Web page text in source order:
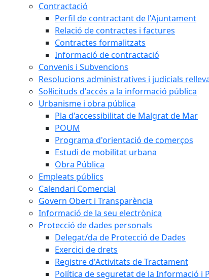
Contractació
Perfil de contractant de l'Ajuntament
Relació de contractes i factures
Contractes formalitzats
Informació de contractació
Convenis i Subvencions
Resolucions administratives i judicials
Sol·licituds d'accés a la informació pública
Urbanisme i obra pública
Pla d'accessibilitat de Malgrat de Mar
POUM
Programa d'orientació de comerços
Estudi de mobilitat urbana
Obra Pública
Empleats públics
Calendari Comercial
Govern Obert i Transparència
Informació de la seu electrònica
Protecció de dades personals
Delegat/da de Protecció de Dades
Exercici de drets
Registre d'Activitats de Tractament
Política de seguretat de la Informació i